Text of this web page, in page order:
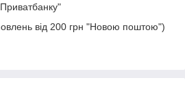
від 200 грн "Новою поштою")